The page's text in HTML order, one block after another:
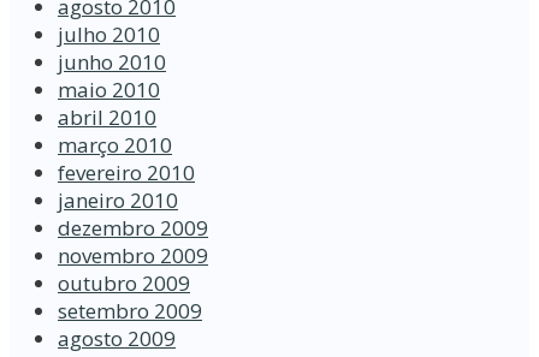
agosto 2010
julho 2010
junho 2010
maio 2010
abril 2010
março 2010
fevereiro 2010
janeiro 2010
dezembro 2009
novembro 2009
outubro 2009
setembro 2009
agosto 2009